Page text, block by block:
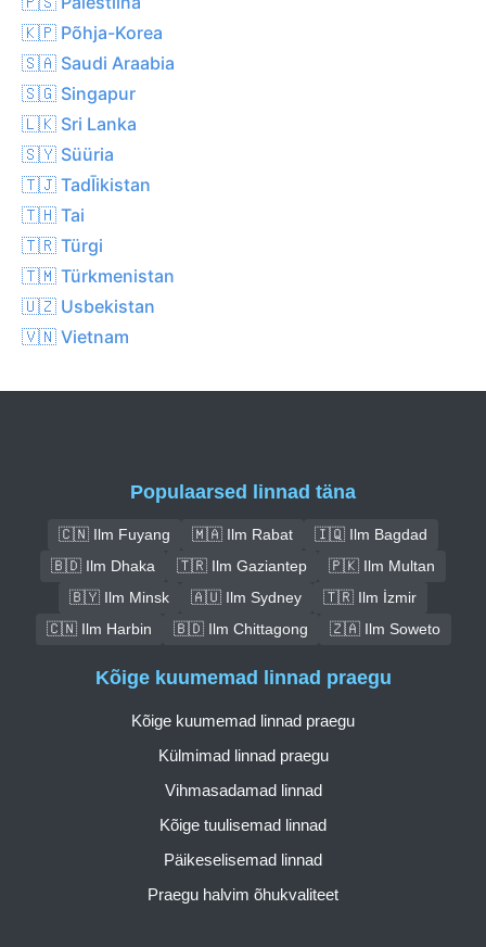
🇰🇵 Põhja-Korea
🇸🇦 Saudi Araabia
🇸🇬 Singapur
🇱🇰 Sri Lanka
🇸🇾 Süüria
🇹🇯 TadĪikistan
🇹🇭 Tai
🇹🇷 Türgi
🇹🇲 Türkmenistan
🇺🇿 Usbekistan
🇻🇳 Vietnam
Populaarsed linnad täna
🇨🇳 Ilm Fuyang 🇲🇦 Ilm Rabat
🇮🇶 Ilm Bagdad
🇧🇩 Ilm Dhaka
🇹🇷 Ilm Gaziantep
🇵🇰 Ilm Multan
🇧🇾 Ilm Minsk
🇦🇺 Ilm Sydney
🇹🇷 Ilm İzmir
🇨🇳 Ilm Harbin
🇧🇩 Ilm Chittagong 🇿🇦 Ilm Soweto
Kõige kuumemad linnad praegu
Kõige kuumemad linnad praegu
Külmimad linnad praegu
Vihmasadamad linnad
Kõige tuulisemad linnad
Päikeselisemad linnad
Praegu halvim õhukvaliteet